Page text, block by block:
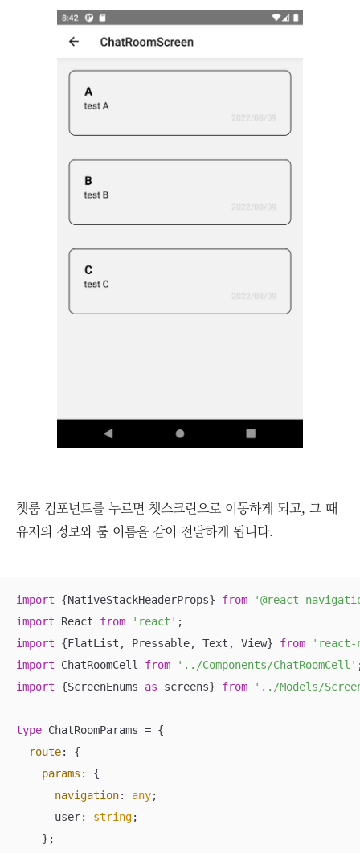
챗룸 컴포넌트를 누르면 챗스크린으로 이동하게 되고, 그 때
유저의 정보와 룸 이름을 같이 전달하게 됩니다.
import {NativeStackHeaderProps} from
'@react-
import React from 'react'
import {FlatList, Pressable, Text, View} from
'react-
import ChatRoomCell from
'../Components/ChatRoomCell'
import {ScreenEnums as screens} from '../Models/
type ChatRoomParams = {
route: {
params : {
navigation: any;
      user:
string;
    };